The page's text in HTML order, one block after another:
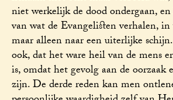
niet werkelijk de dood ondergaan,
van wat de Evangelisten verhalen,
maar alleen naar een uiterlijke
ook, dat het ware heil van de mens
is, omdat het gevolg aan de oorzaak
zijn. De derde reden kan men